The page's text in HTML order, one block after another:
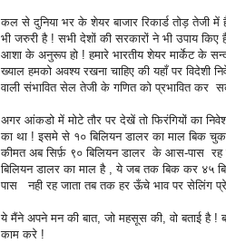
कल से दुनिया भर के शेयर बाजार रिकार्ड तोड़ तेजी में
भी जरुरी है ! सभी देशों की सरकारों ने भी उपाय
आशा के अनुरूप हो ! हमारे भारतीय शेयर मार्केट के
ख्याल हमको अवश्य रखना चाहिए की यहाँ पर विदेशी
वाली संभावित सेल तेजी के गणित को प्रभावित कर
अगर आंकडो में मोटे तौर पर देखें तो फिरंगियों का
का था ! इसमे से १० बिलियन डालर का माल बिक
कीमत अब सिर्फ़ ९० बिलियन डालर के आस-पास
बिलियन डालर का माल है , ये जब तक बिक कर ४५
पास नही रह जाता तब तक हर ऊँचे भाव पर सेलिंग
ये मैंने अपने मन की बात, जो महसूस की, वो बताई है
काम करे !